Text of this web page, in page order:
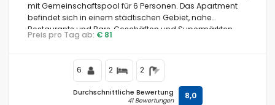
mit Gemeinschaftspool für 6 Personen. Das Apartment
befindet sich in einem städtischen Gebiet, nahe
Restaurants und Bars, Geschäften und Supermärkten,
und nur 200 m vom Strand Los Pinos entfernt.
Preis pro Tag ab: € 81
6 2 2
Durchschnittliche Bewertung
41 Bewertungen 8,0